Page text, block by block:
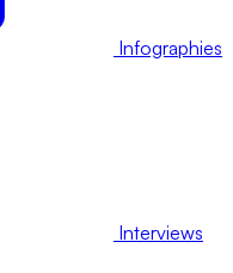
Infographies
Interviews